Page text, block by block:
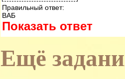
Правильный ответ:
ВАБ
Показать ответ
Ещё